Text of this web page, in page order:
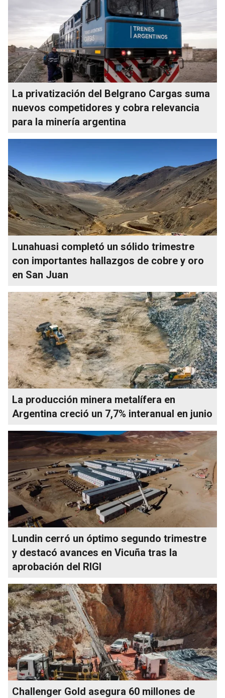
La privatización del Belgrano Cargas suma
nuevos competidores y cobra relevancia
para la minería argentina
Lunahuasi completó un sólido trimestre
con importantes hallazgos de cobre y oro
en San Juan
La producción minera metalífera en
Argentina creció un 7,7% interanual en junio
Lundin cerró un óptimo segundo trimestre
y destacó avances en Vicuña tras la
aprobación del RIGI
Challenger Gold asegura 60 millones de